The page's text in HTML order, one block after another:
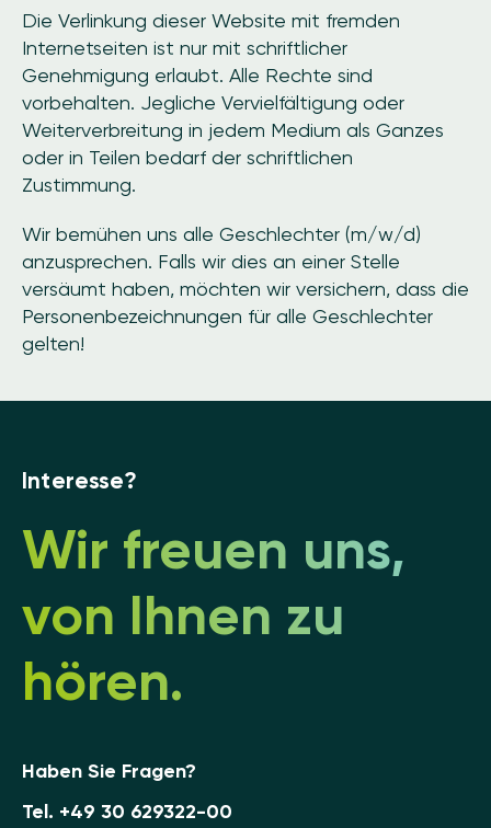
Die Verlinkung dieser Website mit fremden
Internetseiten ist nur mit schriftlicher
Genehmigung erlaubt. Alle Rechte sind
vorbehalten. Jegliche Vervielfältigung oder
Weiterverbreitung in jedem Medium als Ganzes
oder in Teilen bedarf der schriftlichen
Zustimmung.
Wir bemühen uns alle Geschlechter (m/w/d)
anzusprechen. Falls wir dies an einer Stelle
versäumt haben, möchten wir versichern, dass die
Personenbezeichnungen für alle Geschlechter
gelten!
Interesse?
Wir freuen uns,
von Ihnen zu
hören.
Haben Sie Fragen?
Tel. +49 30 629322-00